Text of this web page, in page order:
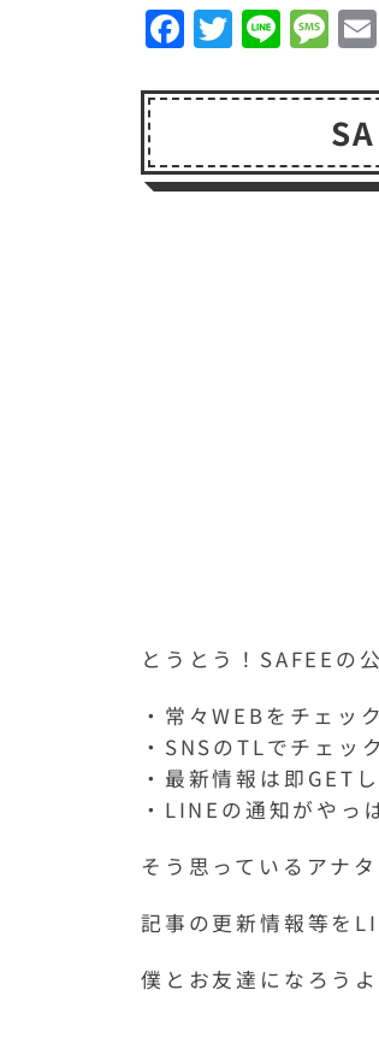
F
a
c
b
T
w
it
e
Li
n
e
M
e
s
s
a
とうとう！SAFEEの
・常々WEBをチェッ
・SNSのTLでチェッ
・最新情報は即GET
・LINEの通知がやっ
そう思っているアナタ
記事の更新情報等を
僕とお友達になろうよ